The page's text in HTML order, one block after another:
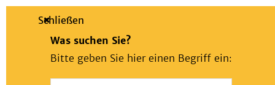
Schließen
Was suchen Sie?
Bitte geben Sie hier einen Begriff ein: